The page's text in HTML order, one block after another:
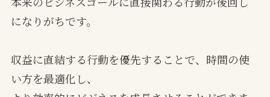
になりがちです。
収益に直結する行動を優先することで、時間の使
い方を最適化し、